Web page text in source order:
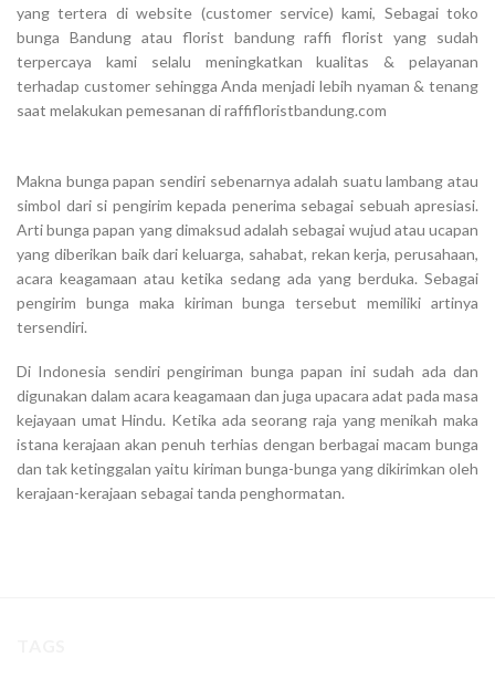
yang tertera di website (customer service) kami, Sebagai toko
bunga Bandung atau florist bandung raffi florist yang sudah
terpercaya kami selalu meningkatkan kualitas & pelayanan
terhadap customer sehingga Anda menjadi lebih nyaman & tenang
saat melakukan pemesanan di raffifloristbandung.com
Makna bunga papan sendiri sebenarnya adalah suatu lambang atau
simbol dari si pengirim kepada penerima sebagai sebuah apresiasi.
Arti bunga papan yang dimaksud adalah sebagai wujud atau ucapan
yang diberikan baik dari keluarga, sahabat, rekan kerja, perusahaan,
acara keagamaan atau ketika sedang ada yang berduka. Sebagai
pengirim bunga maka kiriman bunga tersebut memiliki artinya
tersendiri.
Di Indonesia sendiri pengiriman bunga papan ini sudah ada dan
digunakan dalam acara keagamaan dan juga upacara adat pada masa
kejayaan umat Hindu. Ketika ada seorang raja yang menikah maka
istana kerajaan akan penuh terhias dengan berbagai macam bunga
dan tak ketinggalan yaitu kiriman bunga-bunga yang dikirimkan oleh
kerajaan-kerajaan sebagai tanda penghormatan.